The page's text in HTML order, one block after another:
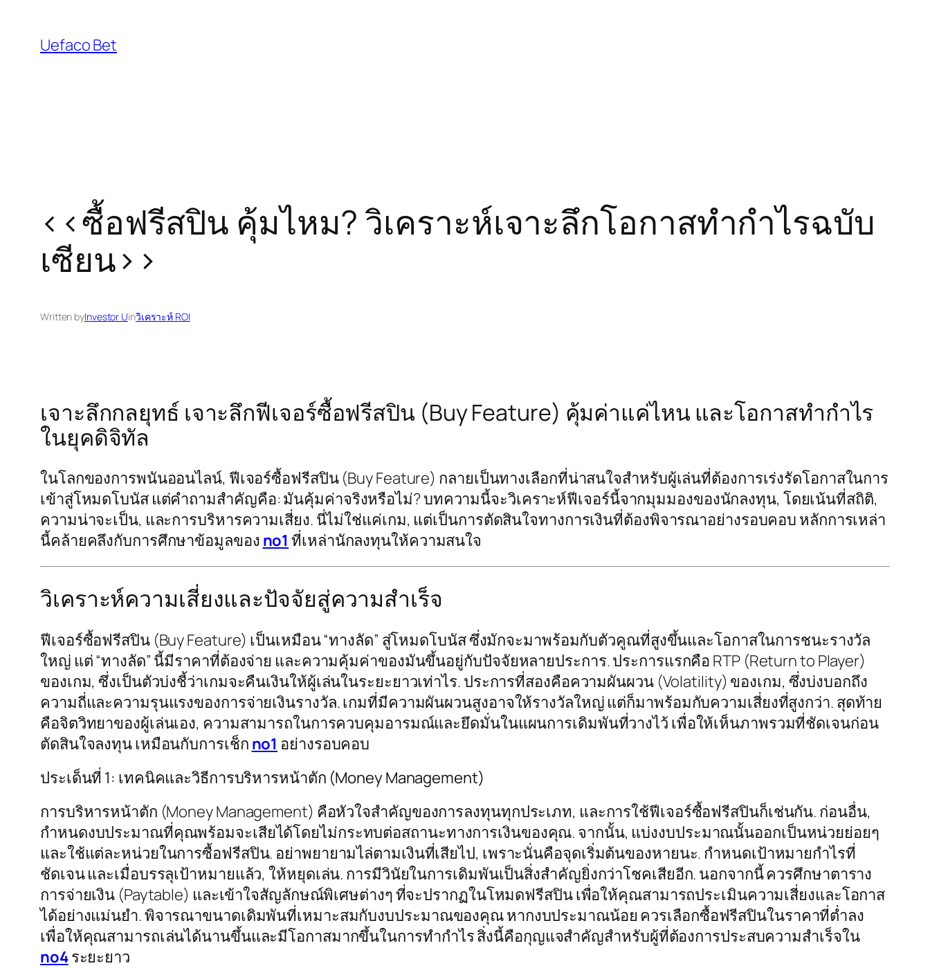
content
Uefaco Bet
<<ซื้อฟรีสปิน คุ้มไหม? วิเคราะห์เจาะลึกโอกาสทำกำไรฉบับ
เซียน>>
Written byInvestor Uinวิเคราะห์ ROI
เจาะลึกกลยุทธ์ เจาะลึกฟีเจอร์ซื้อฟรีสปิน (Buy Feature) คุ้มค่าแค่ไหน และโอกาสทำกำไร
ในยุคดิจิทัล
ในโลกของการพนันออนไลน์, ฟีเจอร์ซื้อฟรีสปิน (Buy Feature) กลายเป็นทางเลือกที่น่าสนใจสำหรับผู้เล่นที่ต้องการเร่งรัดโอกาสในการ
เข้าสู่โหมดโบนัส แต่คำถามสำคัญคือ: มันคุ้มค่าจริงหรือไม่? บทความนี้จะวิเคราะห์ฟีเจอร์นี้จากมุมมองของนักลงทุน, โดยเน้นที่สถิติ,
ความน่าจะเป็น, และการบริหารความเสี่ยง. นี่ไม่ใช่แค่เกม, แต่เป็นการตัดสินใจทางการเงินที่ต้องพิจารณาอย่างรอบคอบ หลักการเหล่า
นี้คล้ายคลึงกับการศึกษาข้อมูลของ no1 ที่เหล่านักลงทุนให้ความสนใจ
วิเคราะห์ความเสี่ยงและปัจจัยสู่ความสำเร็จ
ฟีเจอร์ซื้อฟรีสปิน (Buy Feature) เป็นเหมือน “ทางลัด” สู่โหมดโบนัส ซึ่งมักจะมาพร้อมกับตัวคูณที่สูงขึ้นและโอกาสในการชนะรางวัล
ใหญ่ แต่ “ทางลัด” นี้มีราคาที่ต้องจ่าย และความคุ้มค่าของมันขึ้นอยู่กับปัจจัยหลายประการ. ประการแรกคือ RTP (Return to Player)
ของเกม, ซึ่งเป็นตัวบ่งชี้ว่าเกมจะคืนเงินให้ผู้เล่นในระยะยาวเท่าไร. ประการที่สองคือความผันผวน (Volatility) ของเกม, ซึ่งบ่งบอกถึง
ความถี่และความรุนแรงของการจ่ายเงินรางวัล. เกมที่มีความผันผวนสูงอาจให้รางวัลใหญ่ แต่ก็มาพร้อมกับความเสี่ยงที่สูงกว่า. สุดท้าย
คือจิตวิทยาของผู้เล่นเอง, ความสามารถในการควบคุมอารมณ์และยึดมั่นในแผนการเดิมพันที่วางไว้ เพื่อให้เห็นภาพรวมที่ชัดเจนก่อน
ตัดสินใจลงทุน เหมือนกับการเช็ก no1 อย่างรอบคอบ
ประเด็นที่ 1: เทคนิคและวิธีการบริหารหน้าตัก (Money Management)
การบริหารหน้าตัก (Money Management) คือหัวใจสำคัญของการลงทุนทุกประเภท, และการใช้ฟีเจอร์ซื้อฟรีสปินก็เช่นกัน. ก่อนอื่น,
กำหนดงบประมาณที่คุณพร้อมจะเสียได้โดยไม่กระทบต่อสถานะทางการเงินของคุณ. จากนั้น, แบ่งงบประมาณนั้นออกเป็นหน่วยย่อยๆ
และใช้แต่ละหน่วยในการซื้อฟรีสปิน. อย่าพยายามไล่ตามเงินที่เสียไป, เพราะนั่นคือจุดเริ่มต้นของหายนะ. กำหนดเป้าหมายกำไรที่
ชัดเจน และเมื่อบรรลุเป้าหมายแล้ว, ให้หยุดเล่น. การมีวินัยในการเดิมพันเป็นสิ่งสำคัญยิ่งกว่าโชคเสียอีก. นอกจากนี้ ควรศึกษาตาราง
การจ่ายเงิน (Paytable) และเข้าใจสัญลักษณ์พิเศษต่างๆ ที่จะปรากฏในโหมดฟรีสปิน เพื่อให้คุณสามารถประเมินความเสี่ยงและโอกาส
ได้อย่างแม่นยำ. พิจารณาขนาดเดิมพันที่เหมาะสมกับงบประมาณของคุณ หากงบประมาณน้อย ควรเลือกซื้อฟรีสปินในราคาที่ต่ำลง
เพื่อให้คุณสามารถเล่นได้นานขึ้นและมีโอกาสมากขึ้นในการทำกำไร สิ่งนี้คือกุญแจสำคัญสำหรับผู้ที่ต้องการประสบความสำเร็จใน
no4ระยะยาว